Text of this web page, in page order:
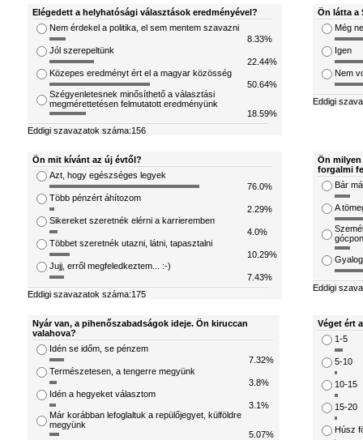
Elégedett a helyhatósági választások eredményével?
Nem érdekel a politika, el sem mentem szavazni
8.33%
Jól szerepeltünk
22.44%
Közepes eredményt ért el a magyar közösség
50.64%
Szégyenletesnek minősíthető a választási
megmérettetésen felmutatott eredményünk
18.59%
Eddigi szavazatok száma:156
Ön látta a
Még
Igen
Nem
Eddigi
Ön mit kívánt az új évtől?
Azt, hogy egészséges legyek
76.0%
Több pénzért áhítozom
2.29%
Sikereket szeretnék elérni a karrieremben
4.0%
Többet szeretnék utazni, látni, tapasztalni
10.29%
Jujj, erről megfeledkeztem... :-)
7.43%
Eddigi szavazatok száma:175
Ön
forgalmi
Bár
A
Eddigi
Nyár van, a pihenőszabadságok ideje. Ön kiruccan
valahova?
Idén se időm, se pénzem
7.32%
Természetesen, a tengerre megyünk
3.8%
Idén a hegyeket választom
3.1%
Már korábban lefoglaltuk a repülőjegyet, külföldre
megyünk
5.07%
Véget ért
1-5
5-10
10-15
15-20
Húsz